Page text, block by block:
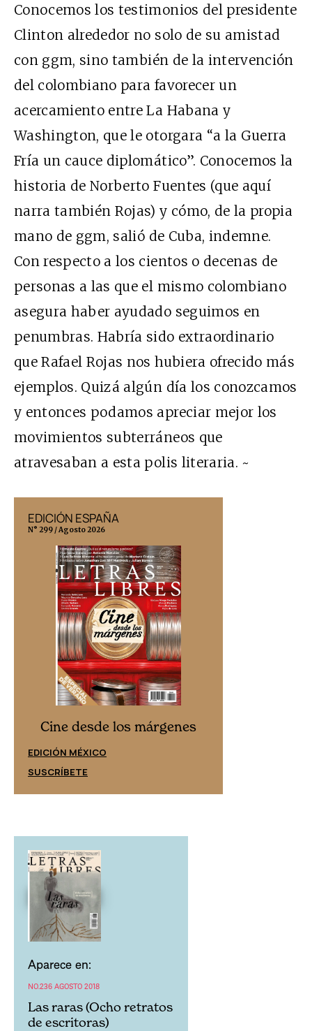
Conocemos los testimonios del presidente
Clinton alrededor no solo de su amistad
con ggm, sino también de la intervención
del colombiano para favorecer un
acercamiento entre La Habana y
Washington, que le otorgara “a la Guerra
Fría un cauce diplomático”. Conocemos la
historia de Norberto Fuentes (que aquí
narra también Rojas) y cómo, de la propia
mano de ggm, salió de Cuba, indemne.
Con respecto a los cientos o decenas de
personas a las que el mismo colombiano
asegura haber ayudado seguimos en
penumbras. Habría sido extraordinario
que Rafael Rojas nos hubiera ofrecido más
ejemplos. Quizá algún día los conozcamos
y entonces podamos apreciar mejor los
movimientos subterráneos que
atravesaban a esta polis literaria. ~
EDICIÓN ESPAÑA
N° 299 / Agosto 2026
Cine desde los márgenes
EDICIÓN MÉXICO
SUSCRÍBETE
Aparece en:
NO.236 AGOSTO 2018
Las raras (Ocho retratos
de escritoras)